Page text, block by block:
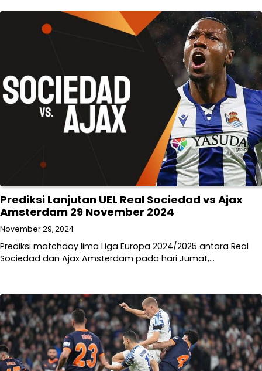
Prediksi Lanjutan UEL Real Sociedad vs Ajax
Amsterdam 29 November 2024
November 29, 2024
Prediksi matchday lima Liga Europa 2024/2025 antara Real
Sociedad dan Ajax Amsterdam pada hari Jumat,…